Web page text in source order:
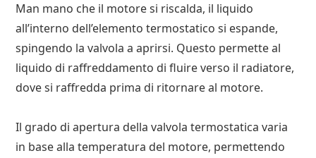
Man mano che il motore si riscalda, il liquido
all’interno dell’elemento termostatico si espande,
spingendo la valvola a aprirsi. Questo permette al
liquido di raffreddamento di fluire verso il radiatore,
dove si raffredda prima di ritornare al motore.
Il grado di apertura della valvola termostatica varia
in base alla temperatura del motore, permettendo